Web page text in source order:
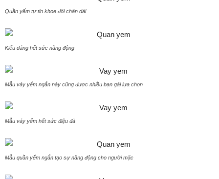
Quần yếm tự tin khoe đôi chân dài
Kiểu dáng hết sức năng động
Mẫu váy yếm ngắn này cũng được nhiều bạn gái lựa chọn
Mẫu váy yếm hết sức điệu đà
Mẫu quần yếm ngắn tạo sự năng động cho người mặc